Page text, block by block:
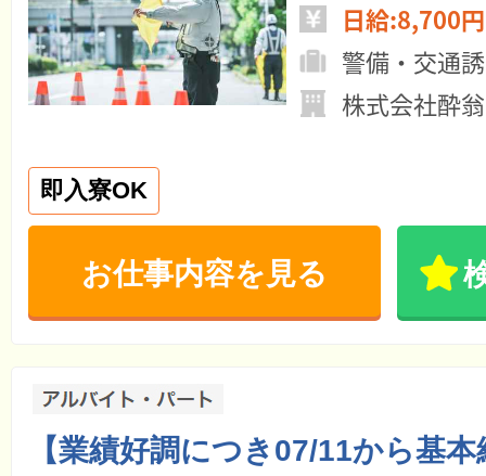
日給:8,700
警備・交通
株式会社酔
即入寮OK
お仕事内容を見る
【業績好調につき07/11から基